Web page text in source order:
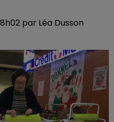
par Léa Dusson